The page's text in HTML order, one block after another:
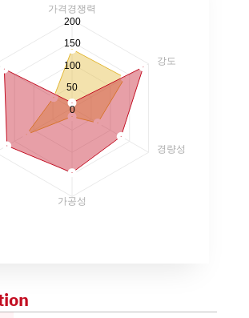
가격경쟁력
강도
경량성
가공성
200
150
100
50
0